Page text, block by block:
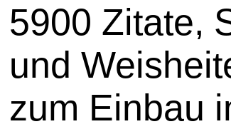
5900 Zitate,
und
zum Einbau